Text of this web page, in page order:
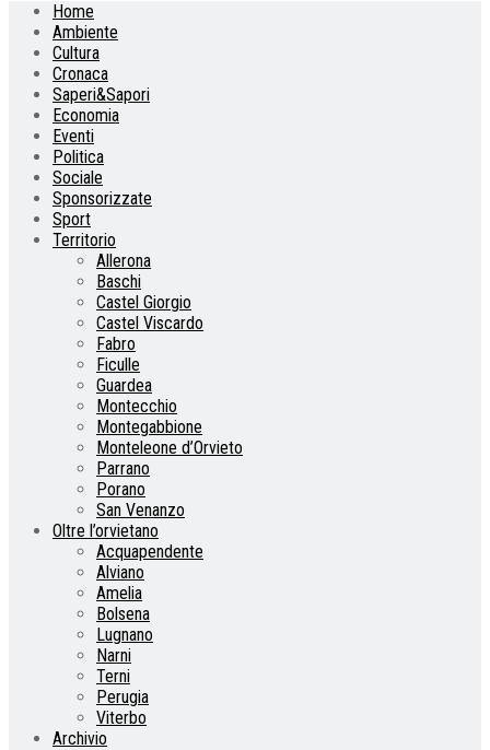
Home
Ambiente
Cultura
Cronaca
Saperi&Sapori
Economia
Eventi
Politica
Sociale
Sponsorizzate
Sport
Territorio
Allerona
Baschi
Castel Giorgio
Castel Viscardo
Fabro
Ficulle
Guardea
Montecchio
Montegabbione
Monteleone d’Orvieto
Parrano
Porano
San Venanzo
Oltre l’orvietano
Acquapendente
Alviano
Amelia
Bolsena
Lugnano
Narni
Terni
Perugia
Viterbo
Archivio